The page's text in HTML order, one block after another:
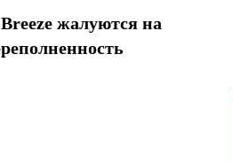
жалуются на